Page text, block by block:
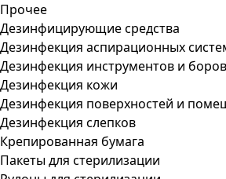
Прочее
Дезинфицирующие средства
Дезинфекция аспирационных
Дезинфекция инструментов и боров
Дезинфекция кожи
Дезинфекция поверхностей и
Дезинфекция слепков
Крепированная бумага
Пакеты для стерилизации